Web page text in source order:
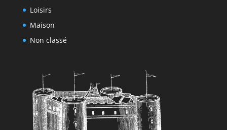
Loisirs
Maison
Non classé